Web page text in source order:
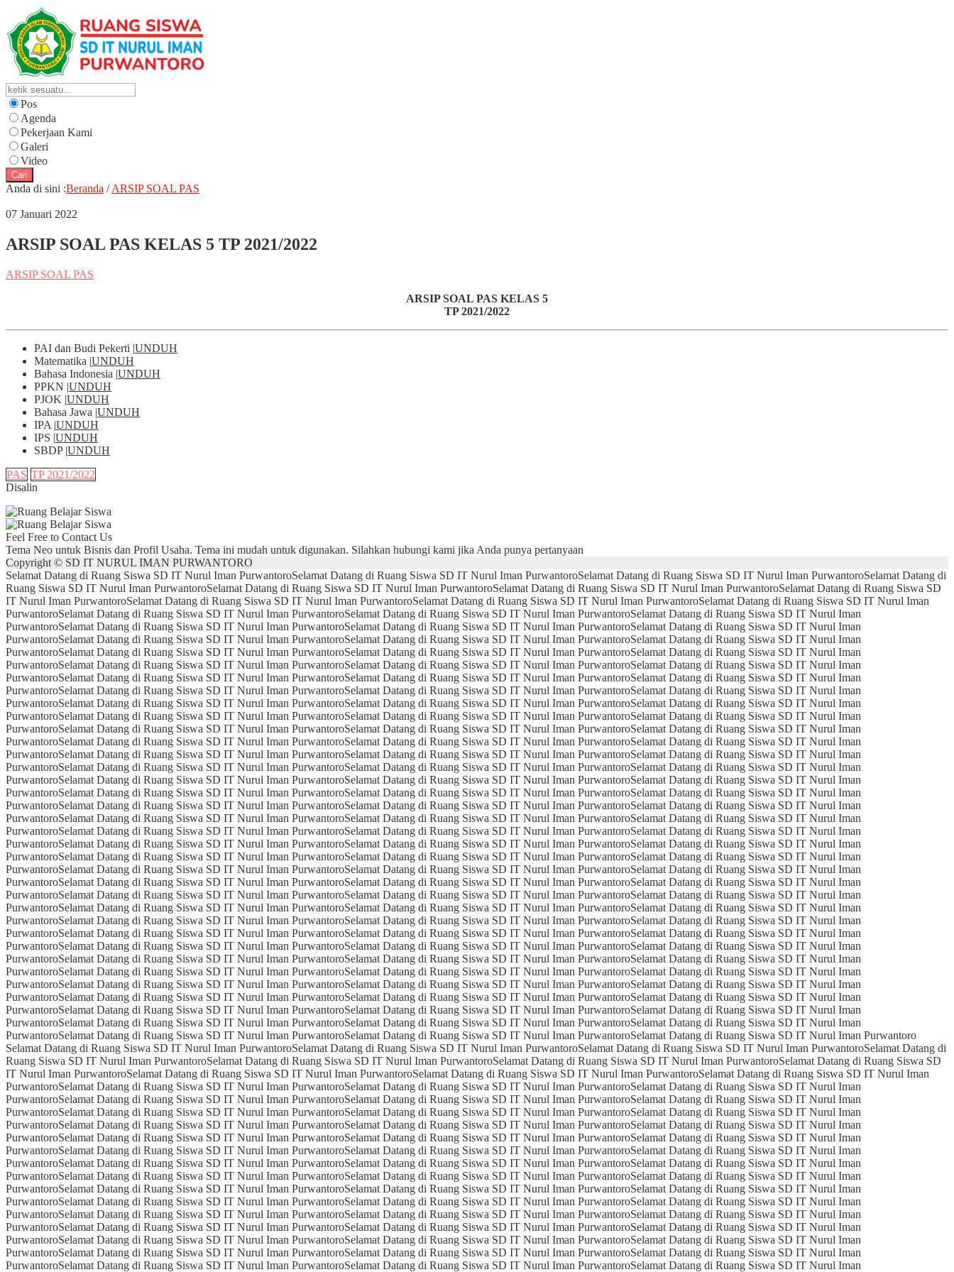
Pos
Agenda
Pekerjaan Kami
Galeri
Video
Cari
Anda di sini :Beranda /ARSIP SOAL PAS
07 Januari 2022
ARSIP SOAL PAS KELAS 5 TP 2021/2022
ARSIP SOAL PAS
ARSIP SOAL PAS KELAS 5
TP 2021/2022
PAI dan Budi Pekerti |UNDUH
Matematika |UNDUH
Bahasa Indonesia |UNDUH
PPKN |UNDUH
PJOK |UNDUH
Bahasa Jawa |UNDUH
IPA |UNDUH
IPS |UNDUH
SBDP |UNDUH
PAS TP 2021/2022
Disalin
Feel Free to Contact Us
Tema Neo untuk Bisnis dan Profil Usaha. Tema ini mudah untuk digunakan. Silahkan hubungi kami jika Anda punya pertanyaan
Copyright © SD IT NURUL IMAN PURWANTORO
Selamat Datang di Ruang Siswa SD IT Nurul Iman PurwantoroSelamat Datang di Ruang Siswa SD IT Nurul Iman PurwantoroSelamat Datang di Ruang Siswa SD IT Nurul Iman PurwantoroSelamat Datang di
Ruang Siswa SD IT Nurul Iman PurwantoroSelamat Datang di Ruang Siswa SD IT Nurul Iman PurwantoroSelamat Datang di Ruang Siswa SD IT Nurul Iman PurwantoroSelamat Datang di Ruang Siswa SD
IT Nurul Iman PurwantoroSelamat Datang di Ruang Siswa SD IT Nurul Iman PurwantoroSelamat Datang di Ruang Siswa SD IT Nurul Iman PurwantoroSelamat Datang di Ruang Siswa SD IT Nurul Iman
PurwantoroSelamat Datang di Ruang Siswa SD IT Nurul Iman PurwantoroSelamat Datang di Ruang Siswa SD IT Nurul Iman PurwantoroSelamat Datang di Ruang Siswa SD IT Nurul Iman
PurwantoroSelamat Datang di Ruang Siswa SD IT Nurul Iman PurwantoroSelamat Datang di Ruang Siswa SD IT Nurul Iman PurwantoroSelamat Datang di Ruang Siswa SD IT Nurul Iman
PurwantoroSelamat Datang di Ruang Siswa SD IT Nurul Iman PurwantoroSelamat Datang di Ruang Siswa SD IT Nurul Iman PurwantoroSelamat Datang di Ruang Siswa SD IT Nurul Iman
PurwantoroSelamat Datang di Ruang Siswa SD IT Nurul Iman PurwantoroSelamat Datang di Ruang Siswa SD IT Nurul Iman PurwantoroSelamat Datang di Ruang Siswa SD IT Nurul Iman
PurwantoroSelamat Datang di Ruang Siswa SD IT Nurul Iman PurwantoroSelamat Datang di Ruang Siswa SD IT Nurul Iman PurwantoroSelamat Datang di Ruang Siswa SD IT Nurul Iman
PurwantoroSelamat Datang di Ruang Siswa SD IT Nurul Iman PurwantoroSelamat Datang di Ruang Siswa SD IT Nurul Iman PurwantoroSelamat Datang di Ruang Siswa SD IT Nurul Iman
PurwantoroSelamat Datang di Ruang Siswa SD IT Nurul Iman PurwantoroSelamat Datang di Ruang Siswa SD IT Nurul Iman PurwantoroSelamat Datang di Ruang Siswa SD IT Nurul Iman
PurwantoroSelamat Datang di Ruang Siswa SD IT Nurul Iman PurwantoroSelamat Datang di Ruang Siswa SD IT Nurul Iman PurwantoroSelamat Datang di Ruang Siswa SD IT Nurul Iman
PurwantoroSelamat Datang di Ruang Siswa SD IT Nurul Iman PurwantoroSelamat Datang di Ruang Siswa SD IT Nurul Iman PurwantoroSelamat Datang di Ruang Siswa SD IT Nurul Iman
PurwantoroSelamat Datang di Ruang Siswa SD IT Nurul Iman PurwantoroSelamat Datang di Ruang Siswa SD IT Nurul Iman PurwantoroSelamat Datang di Ruang Siswa SD IT Nurul Iman
PurwantoroSelamat Datang di Ruang Siswa SD IT Nurul Iman PurwantoroSelamat Datang di Ruang Siswa SD IT Nurul Iman PurwantoroSelamat Datang di Ruang Siswa SD IT Nurul Iman
PurwantoroSelamat Datang di Ruang Siswa SD IT Nurul Iman PurwantoroSelamat Datang di Ruang Siswa SD IT Nurul Iman PurwantoroSelamat Datang di Ruang Siswa SD IT Nurul Iman
PurwantoroSelamat Datang di Ruang Siswa SD IT Nurul Iman PurwantoroSelamat Datang di Ruang Siswa SD IT Nurul Iman PurwantoroSelamat Datang di Ruang Siswa SD IT Nurul Iman
PurwantoroSelamat Datang di Ruang Siswa SD IT Nurul Iman PurwantoroSelamat Datang di Ruang Siswa SD IT Nurul Iman PurwantoroSelamat Datang di Ruang Siswa SD IT Nurul Iman
PurwantoroSelamat Datang di Ruang Siswa SD IT Nurul Iman PurwantoroSelamat Datang di Ruang Siswa SD IT Nurul Iman PurwantoroSelamat Datang di Ruang Siswa SD IT Nurul Iman
PurwantoroSelamat Datang di Ruang Siswa SD IT Nurul Iman PurwantoroSelamat Datang di Ruang Siswa SD IT Nurul Iman PurwantoroSelamat Datang di Ruang Siswa SD IT Nurul Iman
PurwantoroSelamat Datang di Ruang Siswa SD IT Nurul Iman PurwantoroSelamat Datang di Ruang Siswa SD IT Nurul Iman PurwantoroSelamat Datang di Ruang Siswa SD IT Nurul Iman
PurwantoroSelamat Datang di Ruang Siswa SD IT Nurul Iman PurwantoroSelamat Datang di Ruang Siswa SD IT Nurul Iman PurwantoroSelamat Datang di Ruang Siswa SD IT Nurul Iman
PurwantoroSelamat Datang di Ruang Siswa SD IT Nurul Iman PurwantoroSelamat Datang di Ruang Siswa SD IT Nurul Iman PurwantoroSelamat Datang di Ruang Siswa SD IT Nurul Iman
PurwantoroSelamat Datang di Ruang Siswa SD IT Nurul Iman PurwantoroSelamat Datang di Ruang Siswa SD IT Nurul Iman PurwantoroSelamat Datang di Ruang Siswa SD IT Nurul Iman
PurwantoroSelamat Datang di Ruang Siswa SD IT Nurul Iman PurwantoroSelamat Datang di Ruang Siswa SD IT Nurul Iman PurwantoroSelamat Datang di Ruang Siswa SD IT Nurul Iman
PurwantoroSelamat Datang di Ruang Siswa SD IT Nurul Iman PurwantoroSelamat Datang di Ruang Siswa SD IT Nurul Iman PurwantoroSelamat Datang di Ruang Siswa SD IT Nurul Iman
PurwantoroSelamat Datang di Ruang Siswa SD IT Nurul Iman PurwantoroSelamat Datang di Ruang Siswa SD IT Nurul Iman PurwantoroSelamat Datang di Ruang Siswa SD IT Nurul Iman
PurwantoroSelamat Datang di Ruang Siswa SD IT Nurul Iman PurwantoroSelamat Datang di Ruang Siswa SD IT Nurul Iman PurwantoroSelamat Datang di Ruang Siswa SD IT Nurul Iman
PurwantoroSelamat Datang di Ruang Siswa SD IT Nurul Iman PurwantoroSelamat Datang di Ruang Siswa SD IT Nurul Iman PurwantoroSelamat Datang di Ruang Siswa SD IT Nurul Iman
PurwantoroSelamat Datang di Ruang Siswa SD IT Nurul Iman PurwantoroSelamat Datang di Ruang Siswa SD IT Nurul Iman PurwantoroSelamat Datang di Ruang Siswa SD IT Nurul Iman
PurwantoroSelamat Datang di Ruang Siswa SD IT Nurul Iman PurwantoroSelamat Datang di Ruang Siswa SD IT Nurul Iman PurwantoroSelamat Datang di Ruang Siswa SD IT Nurul Iman
PurwantoroSelamat Datang di Ruang Siswa SD IT Nurul Iman PurwantoroSelamat Datang di Ruang Siswa SD IT Nurul Iman PurwantoroSelamat Datang di Ruang Siswa SD IT Nurul Iman
PurwantoroSelamat Datang di Ruang Siswa SD IT Nurul Iman PurwantoroSelamat Datang di Ruang Siswa SD IT Nurul Iman PurwantoroSelamat Datang di Ruang Siswa SD IT Nurul Iman
PurwantoroSelamat Datang di Ruang Siswa SD IT Nurul Iman PurwantoroSelamat Datang di Ruang Siswa SD IT Nurul Iman PurwantoroSelamat Datang di Ruang Siswa SD IT Nurul Iman
PurwantoroSelamat Datang di Ruang Siswa SD IT Nurul Iman PurwantoroSelamat Datang di Ruang Siswa SD IT Nurul Iman PurwantoroSelamat Datang di Ruang Siswa SD IT Nurul Iman
PurwantoroSelamat Datang di Ruang Siswa SD IT Nurul Iman PurwantoroSelamat Datang di Ruang Siswa SD IT Nurul Iman PurwantoroSelamat Datang di Ruang Siswa SD IT Nurul Iman
PurwantoroSelamat Datang di Ruang Siswa SD IT Nurul Iman PurwantoroSelamat Datang di Ruang Siswa SD IT Nurul Iman PurwantoroSelamat Datang di Ruang Siswa SD IT Nurul Iman
PurwantoroSelamat Datang di Ruang Siswa SD IT Nurul Iman PurwantoroSelamat Datang di Ruang Siswa SD IT Nurul Iman PurwantoroSelamat Datang di Ruang Siswa SD IT Nurul Iman Purwantoro
Selamat Datang di Ruang Siswa SD IT Nurul Iman PurwantoroSelamat Datang di Ruang Siswa SD IT Nurul Iman PurwantoroSelamat Datang di Ruang Siswa SD IT Nurul Iman PurwantoroSelamat Datang di
Ruang Siswa SD IT Nurul Iman PurwantoroSelamat Datang di Ruang Siswa SD IT Nurul Iman PurwantoroSelamat Datang di Ruang Siswa SD IT Nurul Iman PurwantoroSelamat Datang di Ruang Siswa SD
IT Nurul Iman PurwantoroSelamat Datang di Ruang Siswa SD IT Nurul Iman PurwantoroSelamat Datang di Ruang Siswa SD IT Nurul Iman PurwantoroSelamat Datang di Ruang Siswa SD IT Nurul Iman
PurwantoroSelamat Datang di Ruang Siswa SD IT Nurul Iman PurwantoroSelamat Datang di Ruang Siswa SD IT Nurul Iman PurwantoroSelamat Datang di Ruang Siswa SD IT Nurul Iman
PurwantoroSelamat Datang di Ruang Siswa SD IT Nurul Iman PurwantoroSelamat Datang di Ruang Siswa SD IT Nurul Iman PurwantoroSelamat Datang di Ruang Siswa SD IT Nurul Iman
PurwantoroSelamat Datang di Ruang Siswa SD IT Nurul Iman PurwantoroSelamat Datang di Ruang Siswa SD IT Nurul Iman PurwantoroSelamat Datang di Ruang Siswa SD IT Nurul Iman
PurwantoroSelamat Datang di Ruang Siswa SD IT Nurul Iman PurwantoroSelamat Datang di Ruang Siswa SD IT Nurul Iman PurwantoroSelamat Datang di Ruang Siswa SD IT Nurul Iman
PurwantoroSelamat Datang di Ruang Siswa SD IT Nurul Iman PurwantoroSelamat Datang di Ruang Siswa SD IT Nurul Iman PurwantoroSelamat Datang di Ruang Siswa SD IT Nurul Iman
PurwantoroSelamat Datang di Ruang Siswa SD IT Nurul Iman PurwantoroSelamat Datang di Ruang Siswa SD IT Nurul Iman PurwantoroSelamat Datang di Ruang Siswa SD IT Nurul Iman
PurwantoroSelamat Datang di Ruang Siswa SD IT Nurul Iman PurwantoroSelamat Datang di Ruang Siswa SD IT Nurul Iman PurwantoroSelamat Datang di Ruang Siswa SD IT Nurul Iman
PurwantoroSelamat Datang di Ruang Siswa SD IT Nurul Iman PurwantoroSelamat Datang di Ruang Siswa SD IT Nurul Iman PurwantoroSelamat Datang di Ruang Siswa SD IT Nurul Iman
PurwantoroSelamat Datang di Ruang Siswa SD IT Nurul Iman PurwantoroSelamat Datang di Ruang Siswa SD IT Nurul Iman PurwantoroSelamat Datang di Ruang Siswa SD IT Nurul Iman
PurwantoroSelamat Datang di Ruang Siswa SD IT Nurul Iman PurwantoroSelamat Datang di Ruang Siswa SD IT Nurul Iman PurwantoroSelamat Datang di Ruang Siswa SD IT Nurul Iman
PurwantoroSelamat Datang di Ruang Siswa SD IT Nurul Iman PurwantoroSelamat Datang di Ruang Siswa SD IT Nurul Iman PurwantoroSelamat Datang di Ruang Siswa SD IT Nurul Iman
PurwantoroSelamat Datang di Ruang Siswa SD IT Nurul Iman PurwantoroSelamat Datang di Ruang Siswa SD IT Nurul Iman PurwantoroSelamat Datang di Ruang Siswa SD IT Nurul Iman
PurwantoroSelamat Datang di Ruang Siswa SD IT Nurul Iman PurwantoroSelamat Datang di Ruang Siswa SD IT Nurul Iman PurwantoroSelamat Datang di Ruang Siswa SD IT Nurul Iman
PurwantoroSelamat Datang di Ruang Siswa SD IT Nurul Iman PurwantoroSelamat Datang di Ruang Siswa SD IT Nurul Iman PurwantoroSelamat Datang di Ruang Siswa SD IT Nurul Iman
PurwantoroSelamat Datang di Ruang Siswa SD IT Nurul Iman PurwantoroSelamat Datang di Ruang Siswa SD IT Nurul Iman PurwantoroSelamat Datang di Ruang Siswa SD IT Nurul Iman